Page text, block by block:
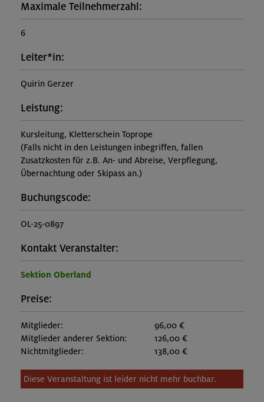
Maximale Teilnehmerzahl:
6
Leiter*in:
Quirin Gerzer
Leistung:
Kursleitung, Kletterschein Toprope
(Falls nicht in den Leistungen inbegriffen, fallen
Zusatzkosten für z.B. An- und Abreise, Verpflegung,
Übernachtung oder Skipass an.)
Buchungscode:
OL-25-0897
Kontakt Veranstalter:
Sektion Oberland
Preise:
Mitglieder:
96,00 €
Mitglieder anderer Sektion:
126,00 €
Nichtmitglieder:
138,00 €
Diese Veranstaltung ist leider nicht mehr buchbar.